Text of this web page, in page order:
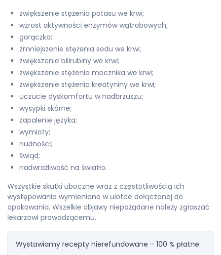
zwiększenie stężenia potasu we krwi;
wzrost aktywności enzymów wątrobowych;
gorączka;
zmniejszenie stężenia sodu we krwi;
zwiększenie bilirubiny we krwi;
zwiększenie stężenia mocznika we krwi;
zwiększenie stężenia kreatyniny we krwi;
uczucie dyskomfortu w nadbrzuszu;
wysypki skórne;
zapalenie języka;
wymioty;
nudności;
świąd;
nadwrażliwość na światło.
Wszystkie skutki uboczne wraz z częstotliwością ich
występowania wymieniono w ulotce dołączonej do
opakowania. Wszelkie objawy niepożądane należy zgłaszać
lekarzowi prowadzącemu.
Wystawiamy recepty nierefundowane – 100 % płatne.